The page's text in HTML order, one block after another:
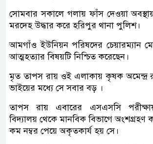
সোমবার সকালে গলায় ফাঁস দেওয়া
মরদেহ উদ্ধার করে হরিপুর থানা পুলিশ।
আমগাঁও ইউনিয়ন পরিষদের চেয়ারম্যান
আত্মহত্যার বিষয়টি নিশ্চিত করেছেন।
মৃত তাপস রায় ওই এলাকায় কৃষক অমেন্দ্র
ভাইয়ের মধ্যে সে সবার বড় ।
তাপস রায় এবারের এসএসসি
বিদ্যালয় থেকে মানবিক বিভাগে অংশগ্রহণ
কম নম্বর পেয়ে অকৃতকার্য হয় সে।